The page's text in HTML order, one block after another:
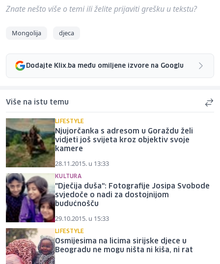
Znate nešto više o temi ili želite prijaviti grešku u tekstu?
Mongolija djeca
Dodajte Klix.ba među omiljene izvore na Googlu
Više na istu temu
LIFESTYLE
Njujorčanka s adresom u Goraždu želi
vidjeti još svijeta kroz objektiv svoje
kamere
28.11.2015. u 13:33
KULTURA
"Dječija duša": Fotografije Josipa Svobode
svjedoče o nadi za dostojnijom
budućnošču
29.10.2015. u 15:33
LIFESTYLE
Osmijesima na licima sirijske djece u
Beogradu ne mogu ništa ni kiša, ni rat